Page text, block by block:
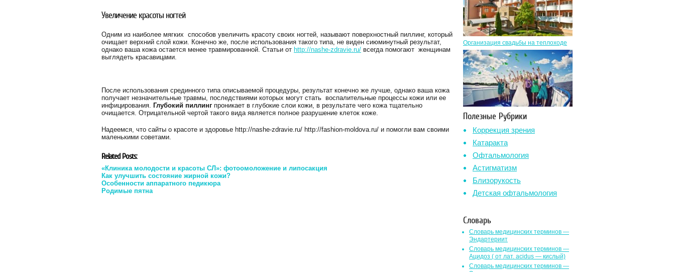
Увеличение красоты ногтей
Одним из наиболее мягких способов увеличить красоту своих ногтей, называют поверхностный пиллинг, который
очищает верхний слой кожи. Конечно же, после использования такого типа, не виден сиюминутный результат,
однако ваша кожа остается менее травмированной. Статьи от http://nashe-zdravie.ru/ всегда помогают женщинам
выглядеть красавицами.
После использования срединного типа описываемой процедуры, результат конечно же лучше, однако ваша кожа
получает незначительные травмы, последствиями которых могут стать воспалительные процессы кожи или ее
инфицирования. Глубокий пиллинг проникает в глубокие слои кожи, в результате чего кожа тщательно
очищается. Отрицательной чертой такого вида является полное разрушение клеток коже.
Надеемся, что сайты о красоте и здоровье http://nashe-zdravie.ru/ http://fashion-moldova.ru/ и помогли вам своими
маленькими советами.
Related Posts:
«Клиника молодости и красоты СЛ»: фотоомоложение и липосакция
Как улучшить состояние жирной кожи?
Особенности аппаратного педикюра
Родимые пятна
Организация свадьбы на теплоходе
Полезные Рубрики
Коррекция зрения
Катаракта
Офтальмология
Астигматизм
Близорукость
Детская офтальмология
Словарь
Словарь медицинских терминов —
Эндартериит
Словарь медицинских терминов —
Ацидоз ( от лат. асidus — кислый)
Словарь медицинских терминов —